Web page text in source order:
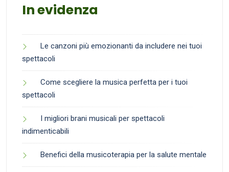
In evidenza
Le canzoni più emozionanti da includere nei tuoi
spettacoli
Come scegliere la musica perfetta per i tuoi
spettacoli
I migliori brani musicali per spettacoli
indimenticabili
Benefici della musicoterapia per la salute mentale